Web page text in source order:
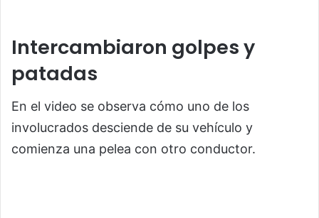
Intercambiaron golpes y
patadas
En el video se observa cómo uno de los
involucrados desciende de su vehículo y
comienza una pelea con otro conductor.